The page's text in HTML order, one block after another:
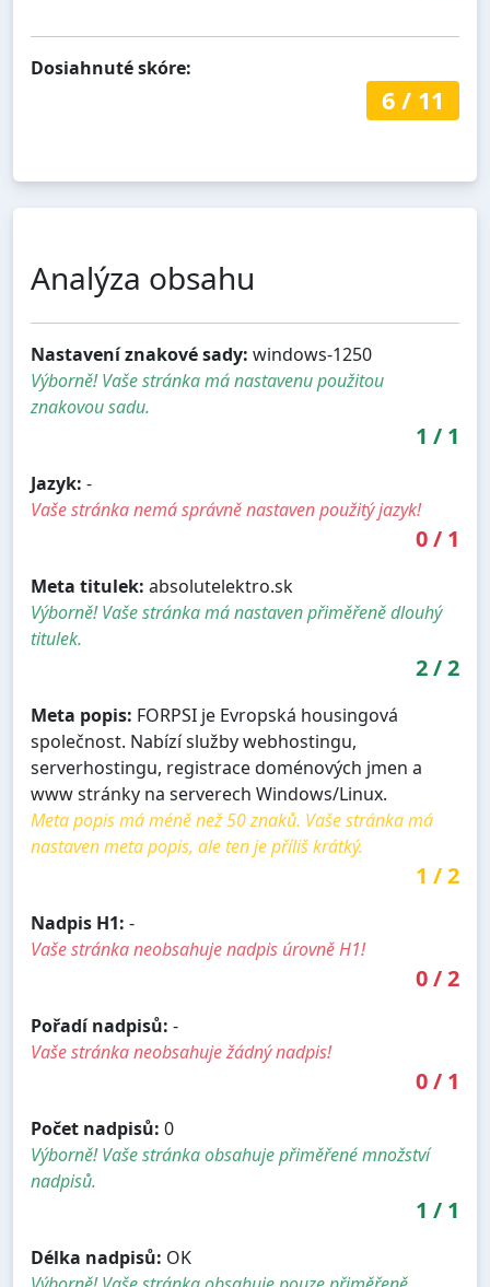
Dosiahnuté skóre:
6/ 11
Analýza obsahu
Nastavení znakové sady: windows-1250
Výborně! Vaše stránka má nastavenu použitou
znakovou sadu.
1 / 1
Jazyk: -
Vaše stránka nemá správně nastaven použitý jazyk!
0/ 1
Meta titulek: absolutelektro.sk
Výborně! Vaše stránka má nastaven přiměřeně dlouhý
titulek.
2/2
Meta popis: FORPSI je Evropská housingová
společnost. Nabízí služby webhostingu,
serverhostingu, registrace doménových jmen a
www stránky na serverech Windows/Linux.
Meta popis má méně než 50 znaků. Vaše stránka má
nastaven meta popis, ale ten je příliš krátký.
1 /2
Nadpis H1: -
Vaše stránka neobsahuje nadpis úrovně H1!
0/2
Pořadí nadpisů: -
Vaše stránka neobsahuje žádný nadpis!
0/ 1
Počet nadpisů: 0
Výborně! Vaše stránka obsahuje přiměřené množství
nadpisů.
1 / 1
Délka nadpisů: OK